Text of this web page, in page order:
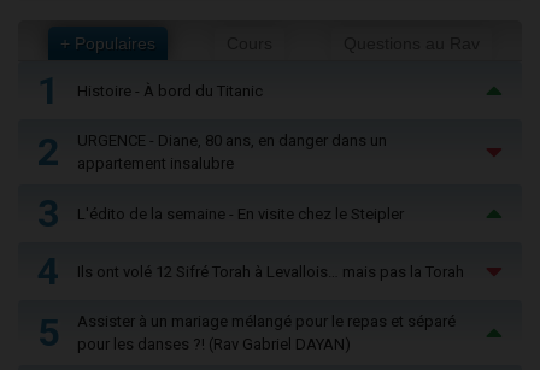
+ Populaires
1 Histoire - À bord du Titanic
2
URGENCE - Diane, 80 ans, en danger dans un
appartement insalubre
3 L'édito de la semaine - En visite chez le Steipler
4 Ils ont volé 12 Sifré Torah à Levallois… mais pas la Torah
5
Assister à un mariage mélangé pour le repas et séparé
pour les danses ?! (Rav Gabriel DAYAN)